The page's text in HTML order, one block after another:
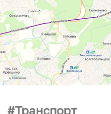
Транспорт